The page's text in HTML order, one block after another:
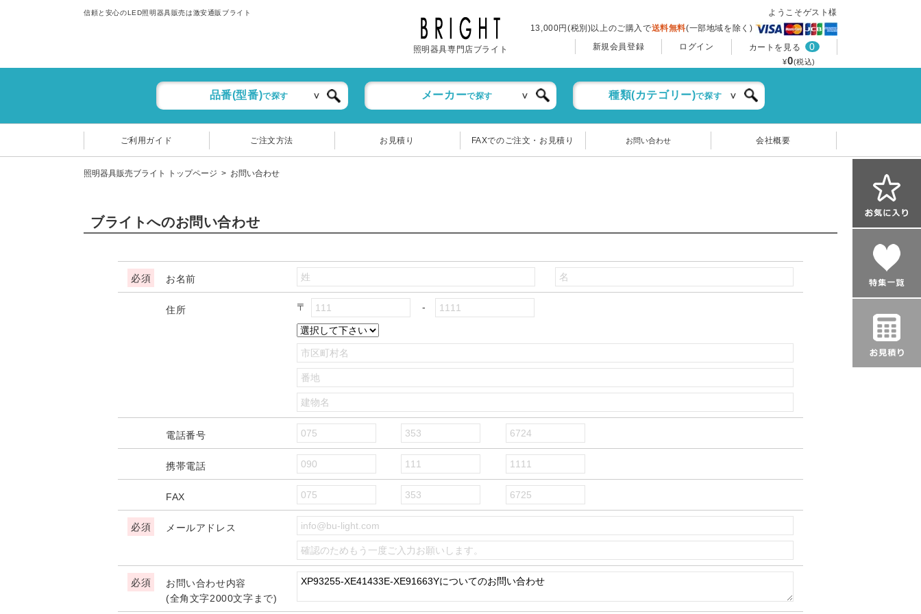
信頼と安心のLED照明器具販売は激安通販ブライト
照明器具専門店ブライト
ようこそゲスト様
13,000円(税別)以上のご購入で送料無料(一部地域を除く)
新規会員登録
ログイン カートを見る 0
¥0(税込)
品番(型番)で探す メーカーで探す 種類(カテゴリー)で探す
ご利用ガイド ご注文方法 お見積り FAXでのご注文・お見積り お問い合わせ 会社概要
照明器具販売ブライト トップページ お問い合わせ
ブライトへのお問い合わせ
お名前
住所 〒
電話番号
携帯電話
FAX
メールアドレス
お問い合わせ内容
(全角文字2000文字まで)